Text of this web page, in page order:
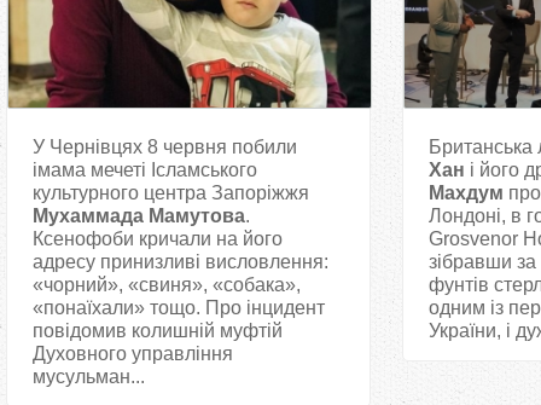
У Чернівцях 8 червня побили
імама мечеті Ісламського
культурного центра Запоріжжя
Мухаммада Мамутова.
Ксенофоби кричали на його
адресу принизливі висловлення:
«чорний», «свиня», «собака»,
«понаїхали» тощо. Про інцидент
повідомив колишній муфтій
Духовного управління
мусульман...
Британська
Хан і його
Махдум
Лондоні, в
Grosvenor
зібравши
фунтів
одним із
України, і